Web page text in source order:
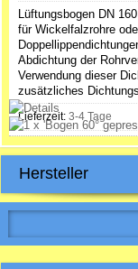
Lüftungsbogen DN
für Wickelfalzrohre
Abdichtung der
Verwendung dieser
zusätzliches
Lieferzeit: 3-4 Tage
Hersteller